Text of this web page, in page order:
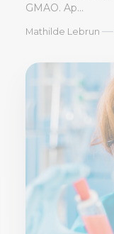
GMAO. Ap...
Mathilde Lebrun —